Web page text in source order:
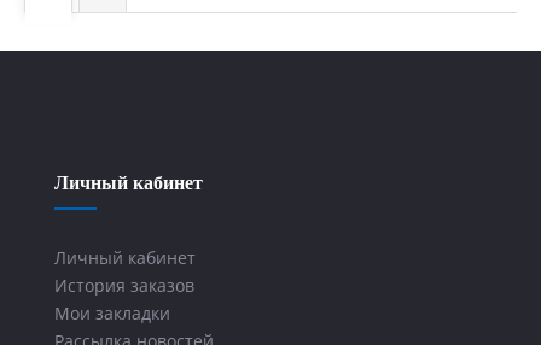
Личный кабинет
Личный кабинет
История заказов
Мои закладки